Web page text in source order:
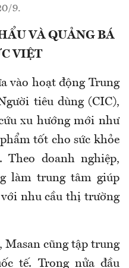
9.
VÀ QUẢNG BÁ
VIỆT
vào hoạt động Trung
tiêu dùng (CIC),
xu hướng mới như
tốt cho sức khỏe
doanh nghiệp,
làm trung tâm giúp
nhu cầu thị trường
cũng tập trung
tế. Trong nửa đầu